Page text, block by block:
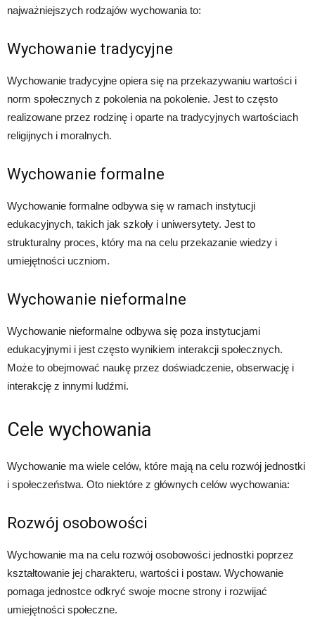
najważniejszych rodzajów wychowania to:
Wychowanie tradycyjne
Wychowanie tradycyjne opiera się na przekazywaniu wartości i
norm społecznych z pokolenia na pokolenie. Jest to często
realizowane przez rodzinę i oparte na tradycyjnych wartościach
religijnych i moralnych.
Wychowanie formalne
Wychowanie formalne odbywa się w ramach instytucji
edukacyjnych, takich jak szkoły i uniwersytety. Jest to
strukturalny proces, który ma na celu przekazanie wiedzy i
umiejętności uczniom.
Wychowanie nieformalne
Wychowanie nieformalne odbywa się poza instytucjami
edukacyjnymi i jest często wynikiem interakcji społecznych.
Może to obejmować naukę przez doświadczenie, obserwację i
interakcję z innymi ludźmi.
Cele wychowania
Wychowanie ma wiele celów, które mają na celu rozwój jednostki
i społeczeństwa. Oto niektóre z głównych celów wychowania:
Rozwój osobowości
Wychowanie ma na celu rozwój osobowości jednostki poprzez
kształtowanie jej charakteru, wartości i postaw. Wychowanie
pomaga jednostce odkryć swoje mocne strony i rozwijać
umiejętności społeczne.